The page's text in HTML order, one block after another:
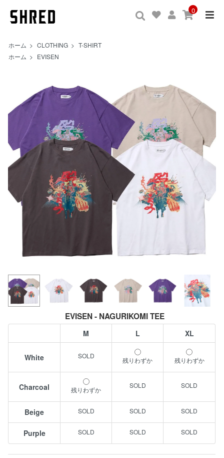
0
ホーム > CLOTHING > T-SHIRT
ホーム > EVISEN
EVISEN - NAGURIKOMI TEE
M L XL
White 残りわずか 残りわずか
Charcoal 残りわずか
Beige
Purple